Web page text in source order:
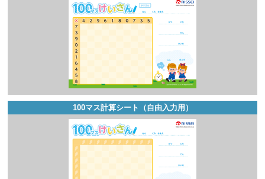
100マス計算シート（自由入力用）